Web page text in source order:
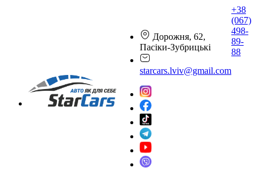
Дорожня, 62,
Пасіки-Зубрицькі
starcars.lviv@gmail.com
+38
(067)
498-
89-
88